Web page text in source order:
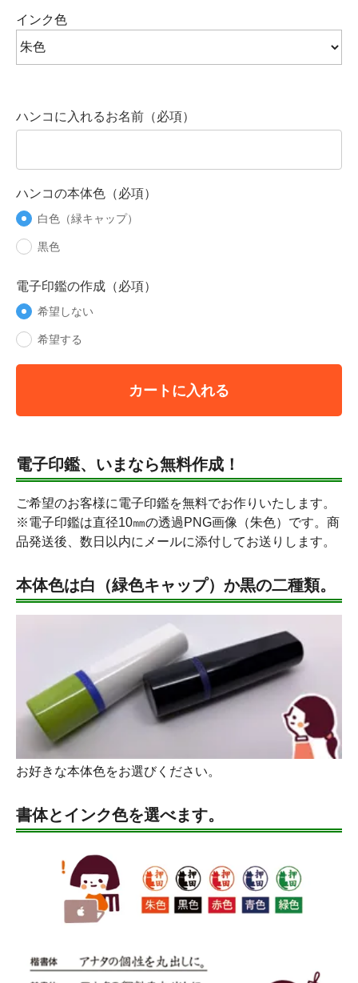
インク色
ハンコに入れるお名前（必項）
ハンコの本体色（必項）
白色（緑キャップ）
黒色
電子印鑑の作成（必項）
希望しない
希望する
カートに入れる
電子印鑑、いまなら無料作成！
ご希望のお客様に電子印鑑を無料でお作りいたします。
※電子印鑑は直径10㎜の透過PNG画像（朱色）です。商
品発送後、数日以内にメールに添付してお送りします。
本体色は白（緑色キャップ）か黒の二種類。
お好きな本体色をお選びください。
書体とインク色を選べます。